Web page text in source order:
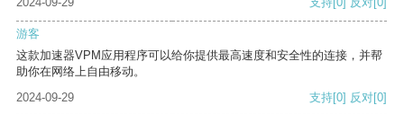
游客
这款加速器VPM应用程序可以给你提供最高速度和安全性的连接，并帮
助你在网络上自由移动。
2024-09-29
支持[0] 反对[0]